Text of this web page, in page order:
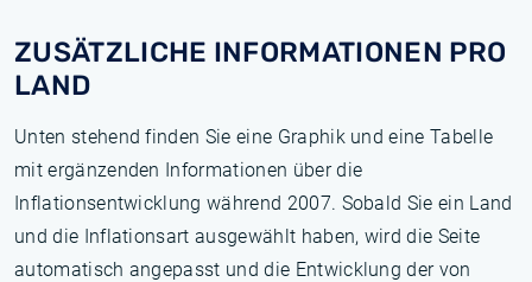
ZUSÄTZLICHE INFORMATIONEN PRO
LAND
Unten stehend finden Sie eine Graphik und eine Tabelle
mit ergänzenden Informationen über die
Inflationsentwicklung während 2007. Sobald Sie ein Land
und die Inflationsart ausgewählt haben, wird die Seite
automatisch angepasst und die Entwicklung der von